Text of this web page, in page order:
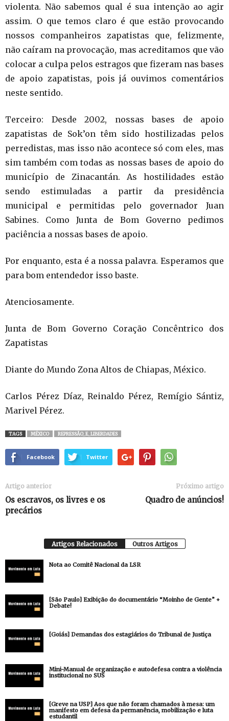
violenta. Não sabemos qual é sua intenção ao agir
assim. O que temos claro é que estão provocando
nossos companheiros zapatistas que, felizmente,
não caíram na provocação, mas acreditamos que vão
colocar a culpa pelos estragos que fizeram nas bases
de apoio zapatistas, pois já ouvimos comentários
neste sentido.
Terceiro: Desde 2002, nossas bases de apoio
zapatistas de Sok’on têm sido hostilizadas pelos
perredistas, mas isso não acontece só com eles, mas
sim também com todas as nossas bases de apoio do
município de Zinacantán. As hostilidades estão
sendo estimuladas a partir da presidência
municipal e permitidas pelo governador Juan
Sabines. Como Junta de Bom Governo pedimos
paciência a nossas bases de apoio.
Por enquanto, esta é a nossa palavra. Esperamos que
para bom entendedor isso baste.
Atenciosamente.
Junta de Bom Governo Coração Concêntrico dos
Zapatistas
Diante do Mundo Zona Altos de Chiapas, México.
Carlos Pérez Díaz, Reinaldo Pérez, Remígio Sántiz,
Marivel Pérez.
TAGS MÉXICO REPRESSÃO_E_LIBERDADES
Facebook Twitter
Artigo anterior
Os escravos, os livres e os
precários
Próximo artigo
Quadro de anúncios!
Artigos Relacionados Outros Artigos
Nota ao Comitê Nacional da LSR
[São Paulo] Exibição do documentário “Moinho de Gente” +
Debate!
[Goiás] Demandas dos estagiários do Tribunal de Justiça
Mini-Manual de organização e autodefesa contra a violência
institucional no SUS
[Greve na USP] Aos que não foram chamados à mesa: um
manifesto em defesa da permanência, mobilização e luta
estudantil